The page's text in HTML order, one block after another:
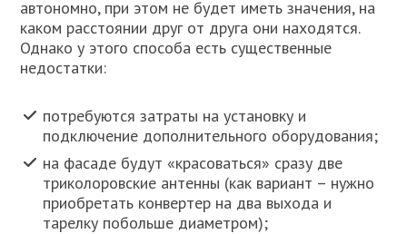
автономно, при этом не будет иметь значения, на
каком расстоянии друг от друга они находятся.
Однако у этого способа есть существенные
недостатки:
потребуются затраты на установку и
подключение дополнительного оборудования;
на фасаде будут «красоваться» сразу две
триколоровские антенны (как вариант – нужно
приобретать конвертер на два выхода и
тарелку побольше диаметром);